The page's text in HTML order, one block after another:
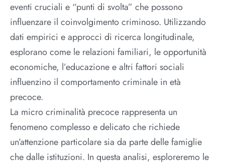
eventi cruciali e “punti di svolta” che possono
influenzare il coinvolgimento criminoso. Utilizzando
dati empirici e approcci di ricerca longitudinale,
esplorano come le relazioni familiari, le opportunità
economiche, l’educazione e altri fattori sociali
influenzino il comportamento criminale in età
precoce.
La micro criminalità precoce rappresenta un
fenomeno complesso e delicato che richiede
un’attenzione particolare sia da parte delle famiglie
che dalle istituzioni. In questa analisi, esploreremo le